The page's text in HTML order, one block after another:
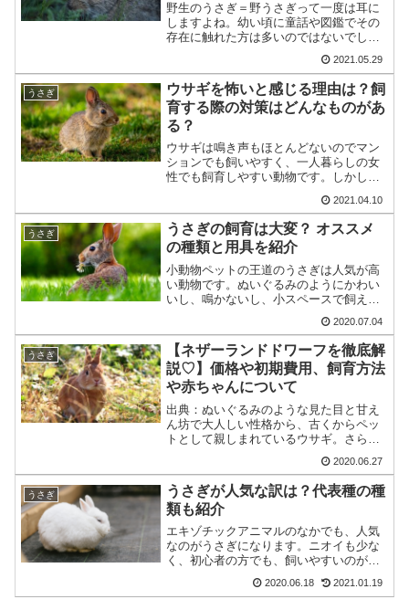
野生のうさぎ＝野うさぎって一度は耳に
しますよね。幼い頃に童話や図鑑でその
存在に触れた方は多いのではないでしょ
うか？けれどもその実、野うさぎって余
り見かけず、どこに生息しているのか？
とかなり情報はあやふやです。言葉は知
れど姿は見えず…意外にミ...
2021.05.29
うさぎ
ウサギを怖いと感じる理由は？飼
育する際の対策はどんなものがあ
る？
ウサギは鳴き声もほとんどないのでマン
ションでも飼いやすく、一人暮らしの女
性でも飼育しやすい動物です。しかし、
てしまう方は多く、飼いたいと思って飼
ったが続けるのは難しいという状態にな
ることがあります。これは...
2021.04.10
うさぎ
うさぎの飼育は大変？ オススメ
の種類と用具を紹介
小動物ペットの王道のうさぎは人気が高
い動物です。ぬいぐるみのようにかわい
いし、鳴かないし、小スペースで飼える
ょう。そんなうさぎですが実はとてもた
くさんの種類がいることを知っています
か？うさぎは種類によって...
2020.07.04
うさぎ
【ネザーランドドワーフを徹底解
説♡】価格や初期費用、飼育方法
や赤ちゃんについて
出典：ぬいぐるみのような見た目と甘え
ん坊で大人しい性格から、古くからペッ
トとして親しまれているウサギ。さらに
ワーフは、「ネザーランド＝オランダ」
の「ドワーフ＝妖精」という意味でその
名が付けられているように...
2020.06.27
うさぎ
うさぎが人気な訳は？代表種の種
類も紹介
エキゾチックアニマルのなかでも、人気
なのがうさぎになります。ニオイも少な
く、初心者の方でも、飼いやすいのが特
徴のひとつです。見た目も小さくて、フ
ワフワな毛並みが、ぬいぐるみのようで
2020.06.18 2021.01.19